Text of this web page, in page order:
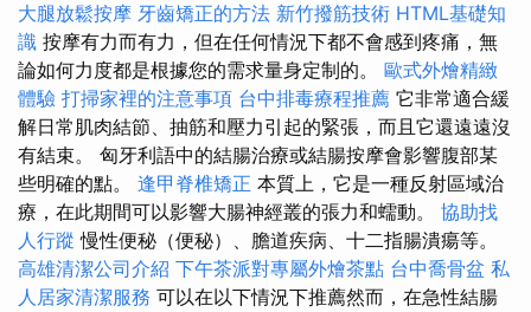
大腿放鬆按摩 牙齒矯正的方法 新竹撥筋技術 HTML基礎知
識 按摩有力而有力，但在任何情況下都不會感到疼痛，無
論如何力度都是根據您的需求量身定制的。 歐式外燴精緻
體驗 打掃家裡的注意事項 台中排毒療程推薦 它非常適合緩
解日常肌肉結節、抽筋和壓力引起的緊張，而且它還遠遠沒
有結束。 匈牙利語中的結腸治療或結腸按摩會影響腹部某
些明確的點。 逢甲脊椎矯正 本質上，它是一種反射區域治
療，在此期間可以影響大腸神經叢的張力和蠕動。 協助找
人行蹤 慢性便秘（便秘）、膽道疾病、十二指腸潰瘍等。
高雄清潔公司介紹 下午茶派對專屬外燴茶點 台中喬骨盆 私
人居家清潔服務 可以在以下情況下推薦然而，在急性結腸